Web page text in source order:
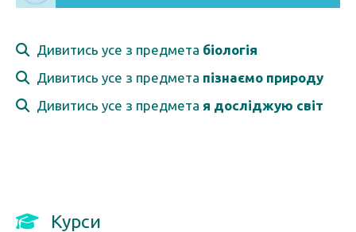
Дивитись усе з предмета біологія
Дивитись усе з предмета пізнаємо природу
Дивитись усе з предмета я досліджую світ
Курси